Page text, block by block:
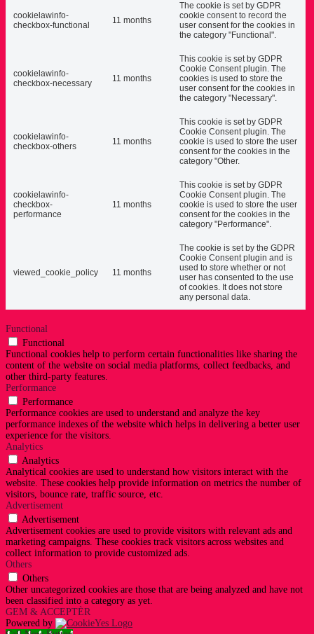
cookielawinfo-
checkbox-functional
11 months
The cookie is set by GDPR
cookie consent to record the
user consent for the cookies in
the category "Functional".
cookielawinfo-
checkbox-necessary
11 months
This cookie is set by GDPR
Cookie Consent plugin. The
cookies is used to store the
user consent for the cookies in
the category "Necessary".
cookielawinfo-
checkbox-others
11 months
This cookie is set by GDPR
Cookie Consent plugin. The
cookie is used to store the user
consent for the cookies in the
category "Other.
cookielawinfo-
checkbox-
performance
11 months
This cookie is set by GDPR
Cookie Consent plugin. The
cookie is used to store the user
consent for the cookies in the
category "Performance".
viewed_cookie_policy 11 months
The cookie is set by the GDPR
Cookie Consent plugin and is
used to store whether or not
user has consented to the use
of cookies. It does not store
any personal data.
Functional
Functional
Functional cookies help to perform certain functionalities like sharing the
content of the website on social media platforms, collect feedbacks, and
other third-party features.
Performance
Performance
Performance cookies are used to understand and analyze the key
performance indexes of the website which helps in delivering a better user
experience for the visitors.
Analytics
Analytics
Analytical cookies are used to understand how visitors interact with the
website. These cookies help provide information on metrics the number of
visitors, bounce rate, traffic source, etc.
Advertisement
Advertisement
Advertisement cookies are used to provide visitors with relevant ads and
marketing campaigns. These cookies track visitors across websites and
collect information to provide customized ads.
Others
Others
Other uncategorized cookies are those that are being analyzed and have not
been classified into a category as yet.
GEM & ACCEPTÈR
Powered by